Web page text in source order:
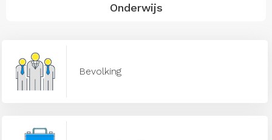
Onderwijs
Bevolking